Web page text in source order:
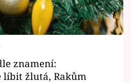
znamení:
líbit žlutá, Rakům